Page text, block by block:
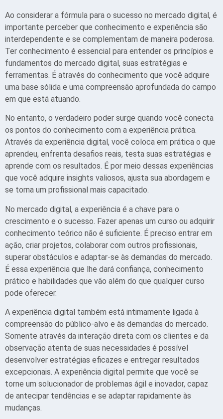
Ao considerar a fórmula para o sucesso no mercado digital, é
importante perceber que conhecimento e experiência são
interdependente e se complementam de maneira poderosa.
Ter conhecimento é essencial para entender os princípios e
fundamentos do mercado digital, suas estratégias e
ferramentas. É através do conhecimento que você adquire
uma base sólida e uma compreensão aprofundada do campo
em que está atuando.
No entanto, o verdadeiro poder surge quando você conecta
os pontos do conhecimento com a experiência prática.
Através da experiência digital, você coloca em prática o que
aprendeu, enfrenta desafios reais, testa suas estratégias e
aprende com os resultados. É por meio dessas experiências
que você adquire insights valiosos, ajusta sua abordagem e
se torna um profissional mais capacitado.
No mercado digital, a experiência é a chave para o
crescimento e o sucesso. Fazer apenas um curso ou adquirir
conhecimento teórico não é suficiente. É preciso entrar em
ação, criar projetos, colaborar com outros profissionais,
superar obstáculos e adaptar-se às demandas do mercado.
É essa experiência que lhe dará confiança, conhecimento
prático e habilidades que vão além do que qualquer curso
pode oferecer.
A experiência digital também está intimamente ligada à
compreensão do público-alvo e às demandas do mercado.
Somente através da interação direta com os clientes e da
observação atenta de suas necessidades é possível
desenvolver estratégias eficazes e entregar resultados
excepcionais. A experiência digital permite que você se
torne um solucionador de problemas ágil e inovador, capaz
de antecipar tendências e se adaptar rapidamente às
mudanças.